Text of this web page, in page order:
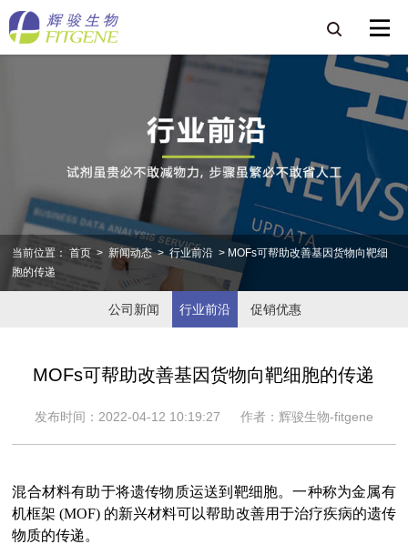
当前位置： 首页 > 新闻动态 > 行业前沿 > MOFs可帮助改善基因货物向靶细
胞的传递
公司新闻 行业前沿 促销优惠
MOFs可帮助改善基因货物向靶细胞的传递
发布时间：2022-04-12 10:19:27 作者：辉骏生物-fitgene
混合材料有助于将遗传物质运送到靶细胞。一种称为金属有
机框架 (MOF) 的新兴材料可以帮助改善用于治疗疾病的遗传
物质的传递。